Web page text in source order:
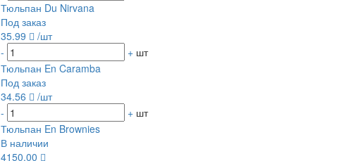
Тюльпан Du Nirvana
Под заказ
35.99
/шт
-
+ шт
Тюльпан En Caramba
Под заказ
34.56
/шт
-
+ шт
Тюльпан En Brownies
В наличии
4150.00